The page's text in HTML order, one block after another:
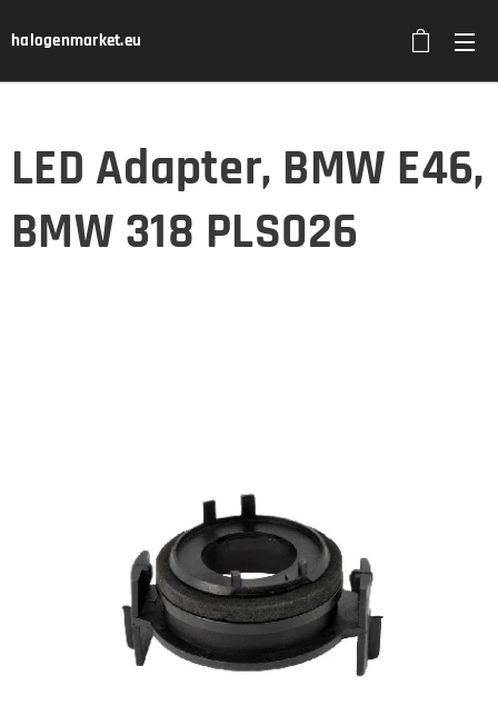
halogenmarket.eu
LED Adapter, BMW E46,
BMW 318 PLS026